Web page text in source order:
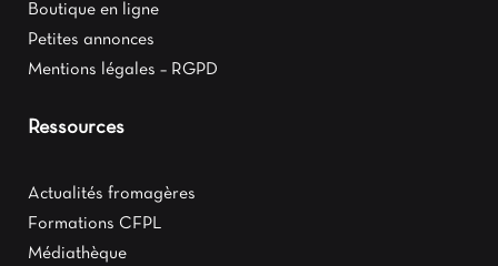
Boutique en ligne
Petites annonces
Mentions légales – RGPD
Ressources
Actualités fromagères
Formations CFPL
Médiathèque